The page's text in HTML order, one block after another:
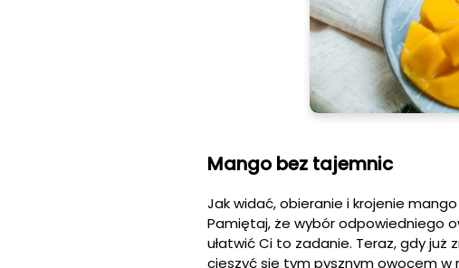
Mango bez tajemnic
Jak widać, obieranie i krojenie
Pamiętaj, że wybór odpowiedniego
ułatwić Ci to zadanie. Teraz, gdy już
cieszyć się tym pysznym owocem w